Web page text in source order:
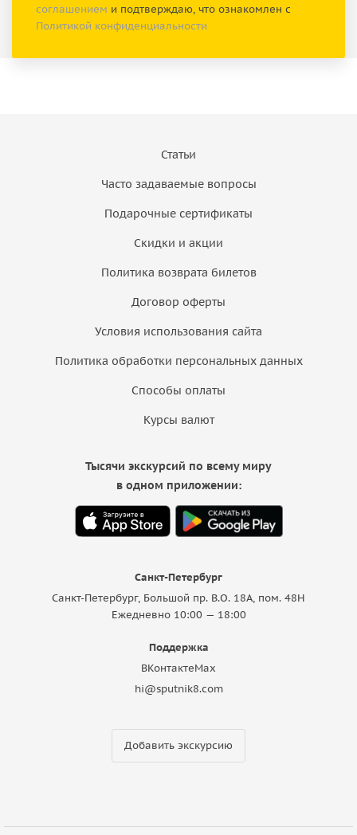
соглашением и подтверждаю, что ознакомлен с
Политикой конфиденциальности
Статьи
Часто задаваемые вопросы
Подарочные сертификаты
Скидки и акции
Политика возврата билетов
Договор оферты
Условия использования сайта
Политика обработки персональных данных
Способы оплаты
Курсы валют
Санкт-Петербург
Санкт-Петербург, Большой пр. В.О. 18A, пом. 48Н
Ежедневно 10:00 — 18:00
Поддержка
ВКонтактеMax
hi@sputnik8.com
Добавить экскурсию
Тысячи экскурсий по всему миру
в одном приложении: